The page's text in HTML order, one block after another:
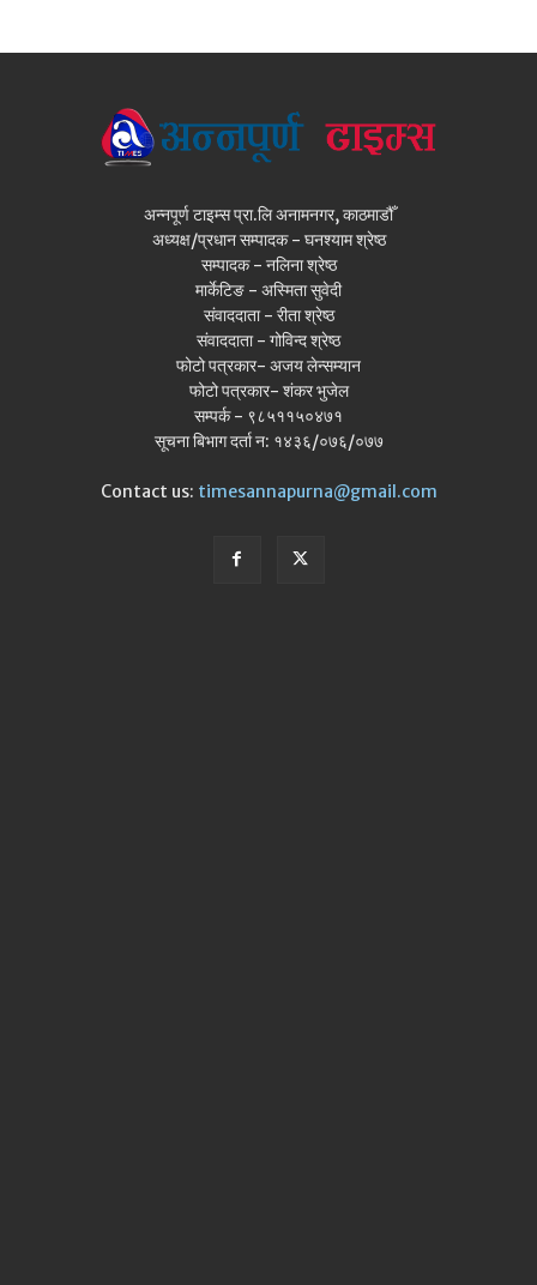
अन्नपूर्ण टाइम्स प्रा.लि अनामनगर, काठमाडौँ
अध्यक्ष/प्रधान सम्पादक - घनश्याम श्रेष्ठ
सम्पादक - नलिना श्रेष्ठ
मार्केटिङ - अस्मिता सुवेदी
संवाददाता - रीता श्रेष्ठ
संवाददाता - गोविन्द श्रेष्ठ
फोटो पत्रकार- अजय लेन्सम्यान
फोटो पत्रकार- शंकर भुजेल
सम्पर्क - ९८५११५०४७१
सूचना बिभाग दर्ता न: १४३६/०७६/०७७
Contact us: timesannapurna@gmail.com